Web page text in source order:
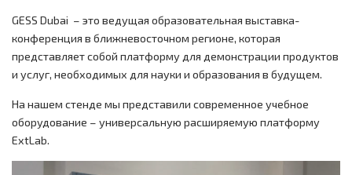
GESS Dubai – это ведущая образовательная выставка-
конференция в ближневосточном регионе, которая
представляет собой платформу для демонстрации продуктов
и услуг, необходимых для науки и образования в будущем.
На нашем стенде мы представили современное учебное
оборудование – универсальную расширяемую платформу
ExtLab.